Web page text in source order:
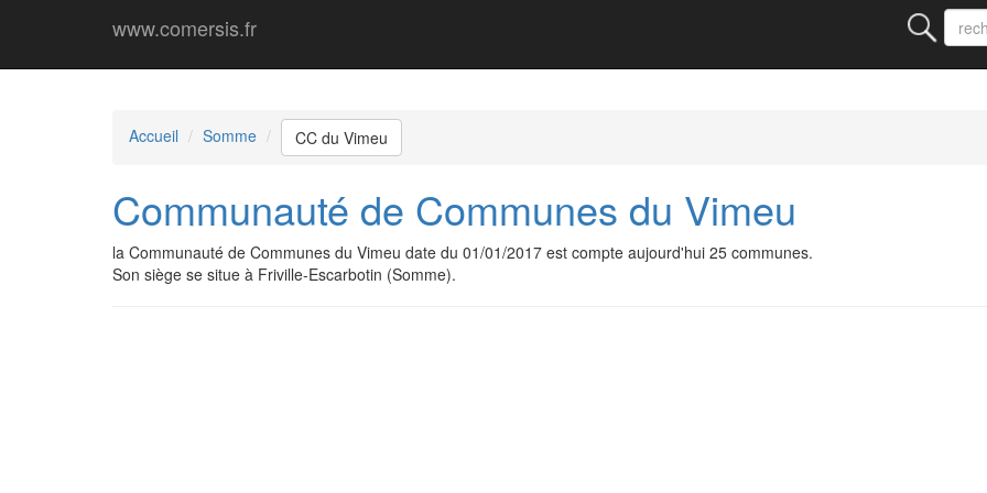
www.comersis.fr
Accueil Somme CC du Vimeu
Communauté de Communes du Vimeu
la Communauté de Communes du Vimeu date du 01/01/2017 est compte aujourd'hui 25 communes.
Son siège se situe à Friville-Escarbotin (Somme).